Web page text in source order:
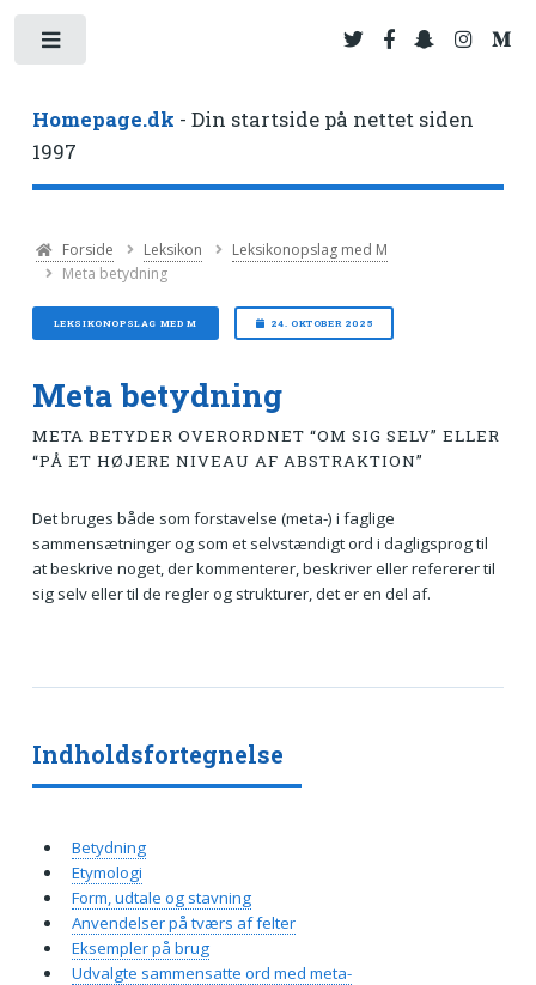
Homepage.dk - Din startside på nettet siden
1997
Forside Leksikon
Leksikonopslag med M
Meta betydning
LEKSIKONOPSLAG MED M 24. OKTOBER 2025
Meta betydning
META BETYDER OVERORDNET “OM SIG SELV” ELLER
“PÅ ET HØJERE NIVEAU AF ABSTRAKTION”
Det bruges både som forstavelse (meta-) i faglige
sammensætninger og som et selvstændigt ord i dagligsprog til
at beskrive noget, der kommenterer, beskriver eller refererer til
sig selv eller til de regler og strukturer, det er en del af.
Indholdsfortegnelse
Betydning
Etymologi
Form, udtale og stavning
Anvendelser på tværs af felter
Eksempler på brug
Udvalgte sammensatte ord med meta-